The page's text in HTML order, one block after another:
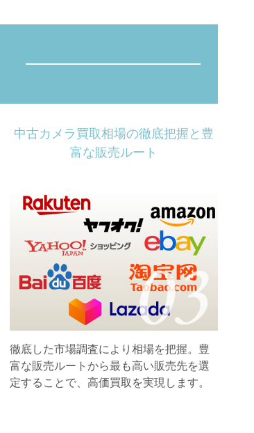
中古カメラ買取相場の徹底把握と豊
富な販売ルート
徹底した市場調査により相場を把握。豊
富な販売ルートから最も高い販売先を選
定することで、高価買取を実現します。